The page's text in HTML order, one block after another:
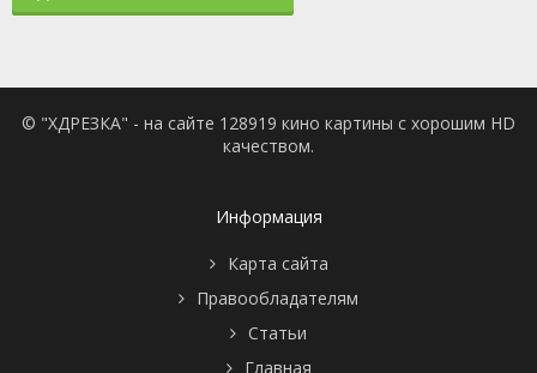
© "ХДРЕЗКА" - на сайте 128919 кино картины с хорошим HD
качеством.
Информация
Карта сайта
Правообладателям
Статьи
Главная